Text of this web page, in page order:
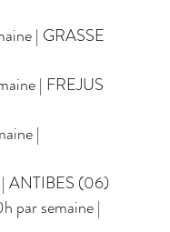
| GRASSE
| FREJUS
|
ANTIBES (06)
par semaine |